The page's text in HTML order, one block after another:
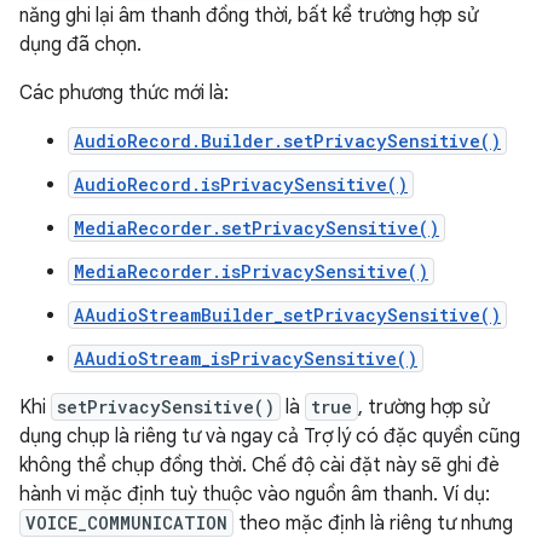
năng ghi lại âm thanh đồng thời, bất kể trường hợp sử
dụng đã chọn.
Các phương thức mới là:
AudioRecord.Builder.setPrivacySensitive()
AudioRecord.isPrivacySensitive()
MediaRecorder.setPrivacySensitive()
MediaRecorder.isPrivacySensitive()
AAudioStreamBuilder_setPrivacySensitive()
AAudioStream_isPrivacySensitive()
Khi setPrivacySensitive() là true , trường hợp sử
dụng chụp là riêng tư và ngay cả Trợ lý có đặc quyền cũng
không thể chụp đồng thời. Chế độ cài đặt này sẽ ghi đè
hành vi mặc định tuỳ thuộc vào nguồn âm thanh. Ví dụ:
VOICE_COMMUNICATION theo mặc định là riêng tư nhưng